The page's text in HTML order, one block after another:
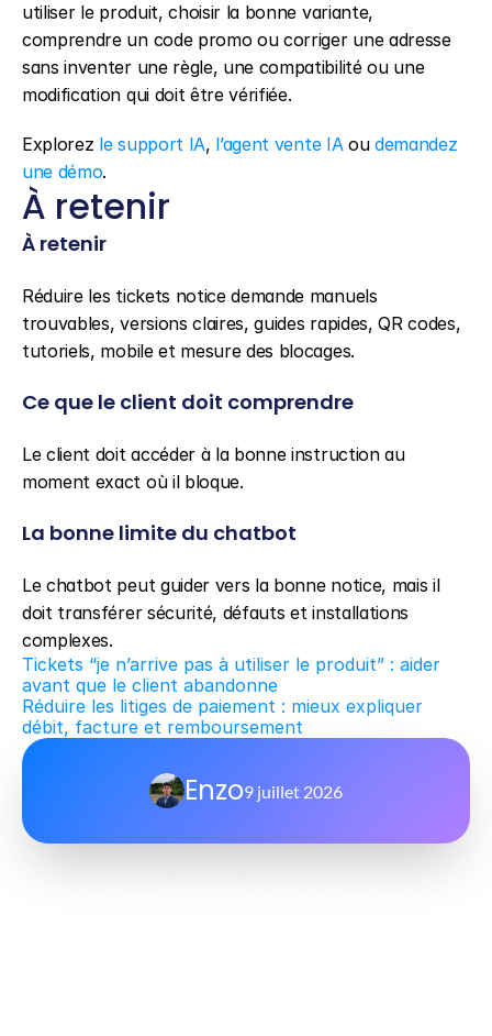
utiliser le produit, choisir la bonne variante,
comprendre un code promo ou corriger une adresse
sans inventer une règle, une compatibilité ou une
modification qui doit être vérifiée.
Explorez le support IA, l’agent vente IA ou demandez
une démo.
À retenir
À retenir
Réduire les tickets notice demande manuels
trouvables, versions claires, guides rapides, QR codes,
tutoriels, mobile et mesure des blocages.
Ce que le client doit comprendre
Le client doit accéder à la bonne instruction au
moment exact où il bloque.
La bonne limite du chatbot
Le chatbot peut guider vers la bonne notice, mais il
doit transférer sécurité, défauts et installations
complexes.
Tickets “je n’arrive pas à utiliser le produit” : aider
avant que le client abandonne
Réduire les litiges de paiement : mieux expliquer
débit, facture et remboursement
Enzo9 juillet 2026